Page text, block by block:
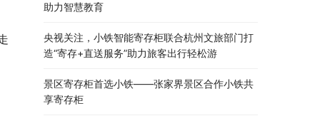
助力智慧教育
央视关注，小铁智能寄存柜联合杭州文旅部门打
造“寄存+直送服务”助力旅客出行轻松游
景区寄存柜首选小铁——张家界景区合作小铁共
享寄存柜